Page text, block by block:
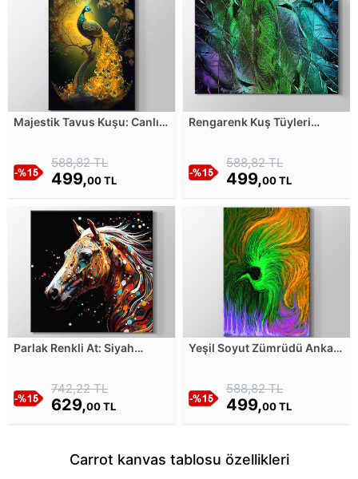
Majestik Tavus Kuşu: Canlı
Tablosu588,82 TL
499,00 TL
Rengarenk Kuş Tüyleri
588,82 TL
499,00 TL
Parlak Renkli At: Siyah
Tablosu742,22 TL
629,00 TL
Yeşil Soyut Zümrüdü Anka
588,82 TL
499,00 TL
Carrot kanvas tablosu özellikleri